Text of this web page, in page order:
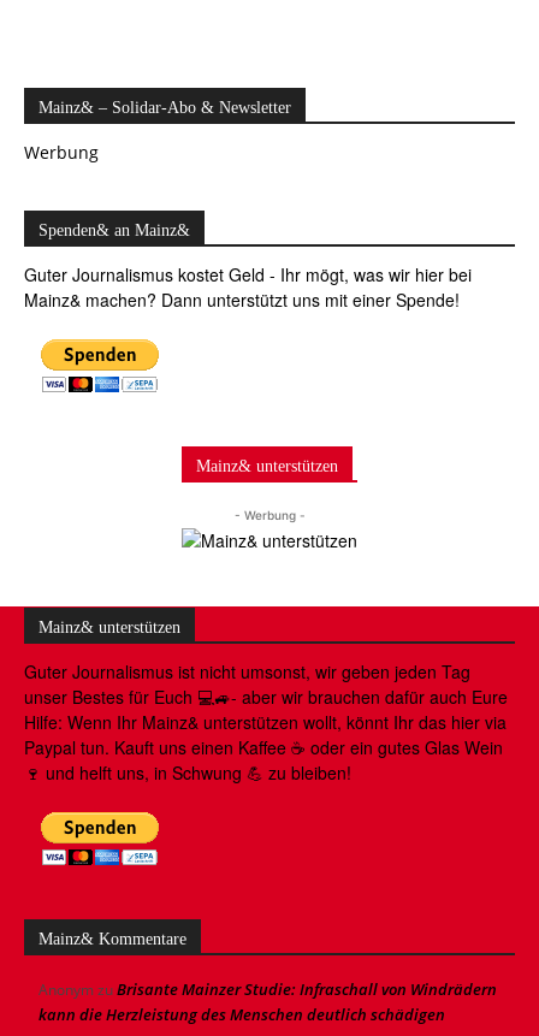
Mainz& – Solidar-Abo & Newsletter
Werbung
Spenden& an Mainz&
Guter Journalismus kostet Geld - Ihr mögt, was wir hier bei
Mainz& machen? Dann unterstützt uns mit einer Spende!
Mainz& unterstützen
- Werbung -
Mainz& unterstützen
Guter Journalismus ist nicht umsonst, wir geben jeden Tag
unser Bestes für Euch 💻🚙- aber wir brauchen dafür auch Eure
Hilfe: Wenn Ihr Mainz& unterstützen wollt, könnt Ihr das hier via
Paypal tun. Kauft uns einen Kaffee ☕️ oder ein gutes Glas Wein
🍷 und helft uns, in Schwung 💪 zu bleiben!
Mainz& Kommentare
AnonymzuBrisante Mainzer Studie: Infraschall von Windrädern
kann die Herzleistung des Menschen deutlich schädigen